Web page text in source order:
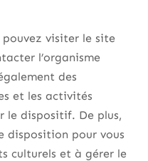
pouvez visiter le site
l’organisme
des
et les activités
le dispositif. De plus,
disposition pour vous
culturels et à gérer le